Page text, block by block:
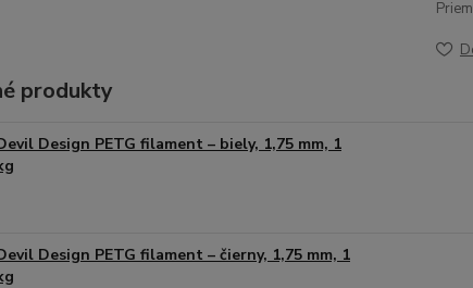
produkty
Design PETG filament – biely, 1,75 mm, 1
Design PETG filament – čierny, 1,75 mm, 1